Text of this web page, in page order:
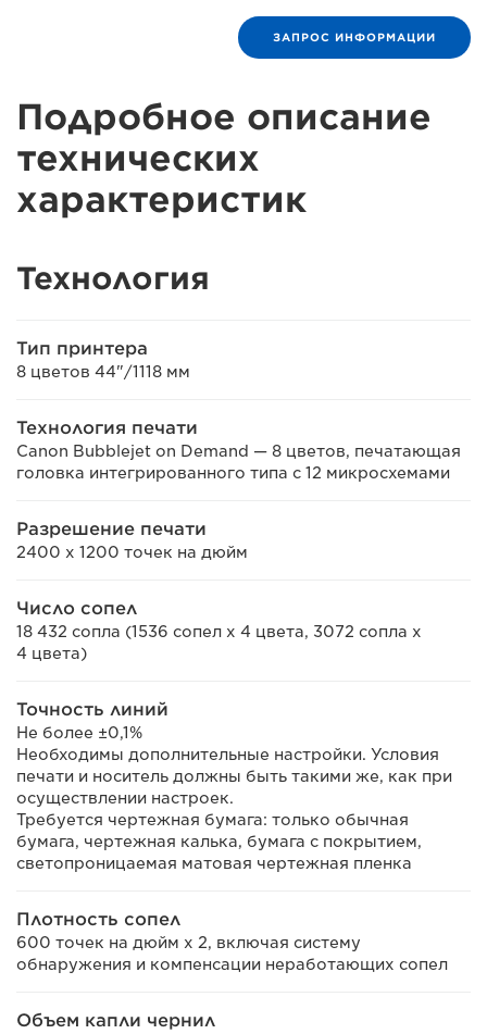
ЗАПРОС ИНФОРМАЦИИ
Подробное описание
технических
характеристик
Технология
Тип принтера
8 цветов 44"/1118 мм
Технология печати
Canon Bubblejet on Demand — 8 цветов, печатающая
головка интегрированного типа с 12 микросхемами
Разрешение печати
2400 x 1200 точек на дюйм
Число сопел
18 432 сопла (1536 сопел x 4 цвета, 3072 сопла x
4 цвета)
Точность линий
Не более ±0,1%
Необходимы дополнительные настройки. Условия
печати и носитель должны быть такими же, как при
осуществлении настроек.
Требуется чертежная бумага: только обычная
бумага, чертежная калька, бумага с покрытием,
светопроницаемая матовая чертежная пленка
Плотность сопел
600 точек на дюйм x 2, включая систему
обнаружения и компенсации неработающих сопел
Объем капли чернил